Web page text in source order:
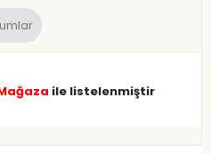
ile listelenmiştir